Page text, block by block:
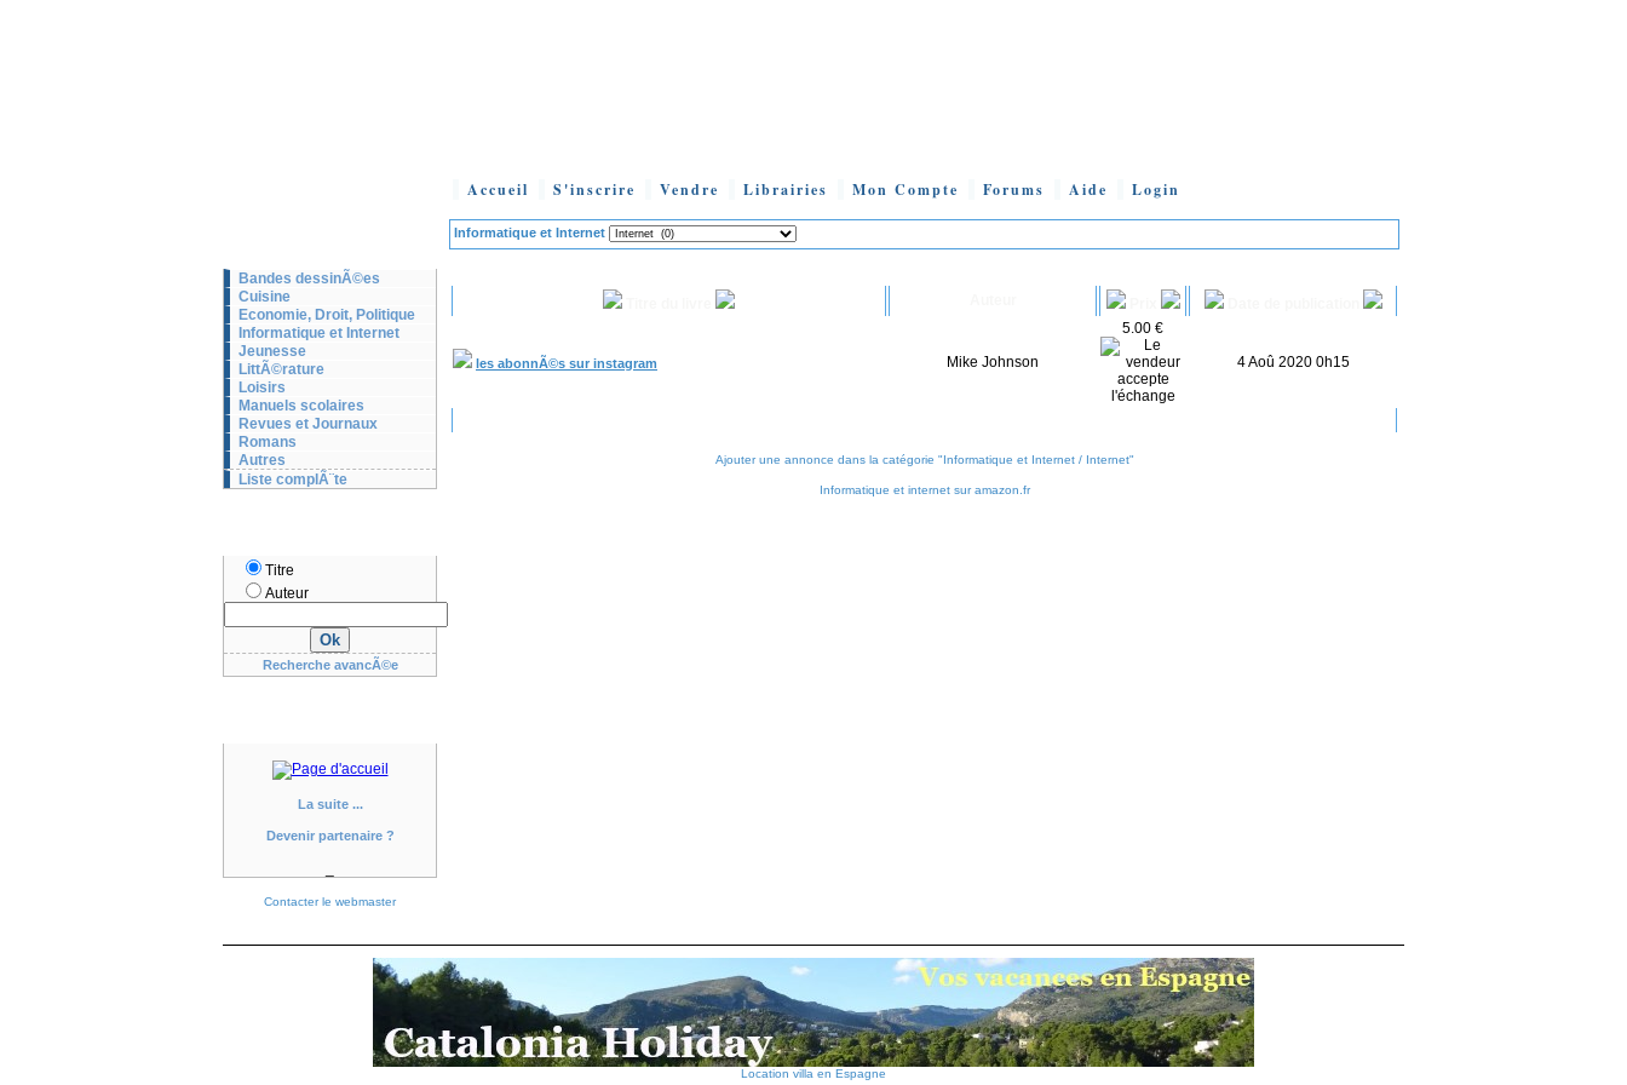
Accueil S'inscrire Vendre Librairies Mon Compte Forums Aide Login
Bandes dessinÃ©es
Cuisine
Economie, Droit, Politique
Informatique et Internet
Jeunesse
LittÃ©rature
Loisirs
Manuels scolaires
Revues et Journaux
Romans
Autres
Liste complÃ¨te
Titre
Auteur
Recherche avancÃ©e
La suite ...
Devenir partenaire ?
Contacter le webmaster
Informatique et Internet
Prix Date de publication
les abonnÃ©s sur instagram Mike Johnson
5.00 €
4 Aoû 2020 0h15
Ajouter une annonce dans la catégorie "Informatique et Internet / Internet"
Informatique et internet sur amazon.fr
Location villa en Espagne